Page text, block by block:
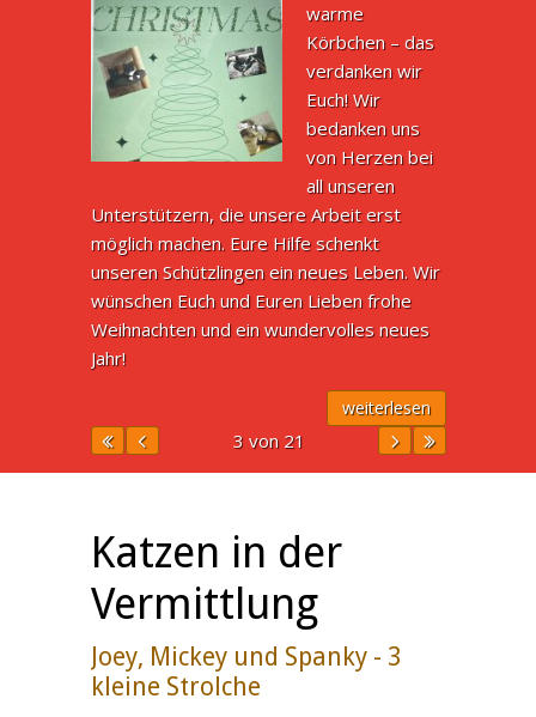
warme
Körbchen – das
verdanken wir
Euch! Wir
bedanken uns
von Herzen bei
all unseren
Unterstützern, die unsere Arbeit erst
möglich machen. Eure Hilfe schenkt
unseren Schützlingen ein neues Leben. Wir
wünschen Euch und Euren Lieben frohe
Weihnachten und ein wundervolles neues
Jahr!
weiterlesen
3 von 21
Katzen in der
Vermittlung
Joey, Mickey und Spanky - 3
kleine Strolche